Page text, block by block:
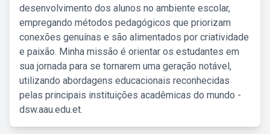
desenvolvimento dos alunos no ambiente escolar,
empregando métodos pedagógicos que priorizam
conexões genuínas e são alimentados por criatividade
e paixão. Minha missão é orientar os estudantes em
sua jornada para se tornarem uma geração notável,
utilizando abordagens educacionais reconhecidas
pelas principais instituições acadêmicas do mundo -
dsw.aau.edu.et.